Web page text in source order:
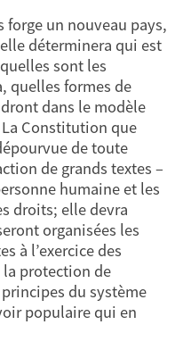
un nouveau pays,
déterminera qui est
sont les
quelles formes de
dans le modèle
Constitution que
de toute
de grands textes –
humaine et les
droits; elle devra
organisées les
à l’exercice des
protection de
du système
populaire qui en